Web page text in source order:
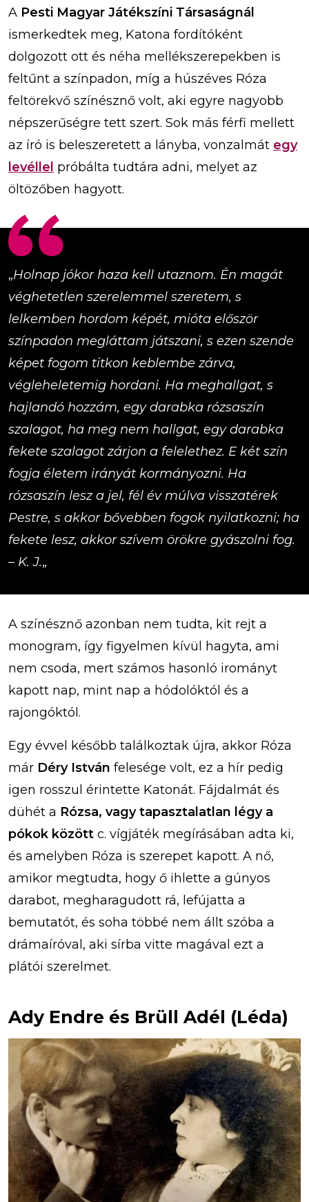
A Pesti Magyar Játékszíni Társaságnál
ismerkedtek meg, Katona fordítóként
dolgozott ott és néha mellékszerepekben is
feltűnt a színpadon, míg a húszéves Róza
feltörekvő színésznő volt, aki egyre nagyobb
népszerűségre tett szert. Sok más férfi mellett
az író is beleszeretett a lányba, vonzalmát egy
levéllel próbálta tudtára adni, melyet az
öltözőben hagyott.
„Holnap jókor haza kell utaznom. Én magát
véghetetlen szerelemmel szeretem, s
lelkemben hordom képét, mióta először
színpadon megláttam játszani, s ezen szende
képet fogom titkon keblembe zárva,
végleheletemig hordani. Ha meghallgat, s
hajlandó hozzám, egy darabka rózsaszín
szalagot, ha meg nem hallgat, egy darabka
fekete szalagot zárjon a felelethez. E két szín
fogja életem irányát kormányozni. Ha
rózsaszín lesz a jel, fél év múlva visszatérek
Pestre, s akkor bővebben fogok nyilatkozni; ha
fekete lesz, akkor szívem örökre gyászolni fog.
– K. J.„
A színésznő azonban nem tudta, kit rejt a
monogram, így figyelmen kívül hagyta, ami
nem csoda, mert számos hasonló irományt
kapott nap, mint nap a hódolóktól és a
rajongóktól.
Egy évvel később találkoztak újra, akkor Róza
már Déry István felesége volt, ez a hír pedig
igen rosszul érintette Katonát. Fájdalmát és
dühét a Rózsa, vagy tapasztalatlan légy a
pókok között c. vígjáték megírásában adta ki,
és amelyben Róza is szerepet kapott. A nő,
amikor megtudta, hogy ő ihlette a gúnyos
darabot, megharagudott rá, lefújatta a
bemutatót, és soha többé nem állt szóba a
drámaíróval, aki sírba vitte magával ezt a
plátói szerelmet.
Ady Endre és Brüll Adél (Léda)